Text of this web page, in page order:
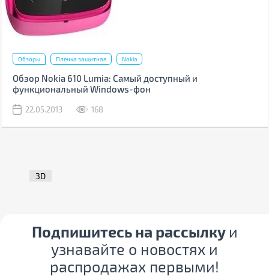
Обзоры Пленка защитная Nokia
Обзор Nokia 610 Lumia: Самый доступный и
функциональный Windows-фон
22.05.2013 168
3D
Подпишитесь на рассылку и
узнавайте о новостях и
распродажах первыми!